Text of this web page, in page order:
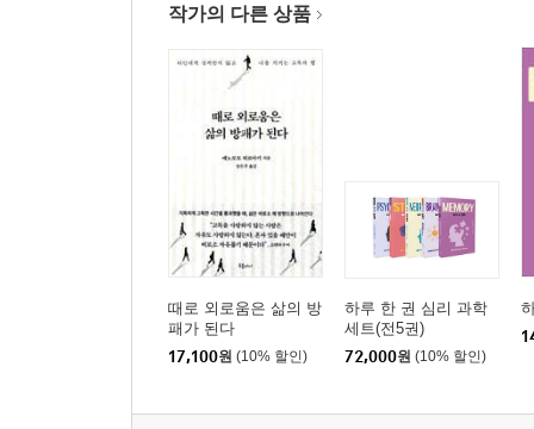
작가의 다른 상품
때로 외로움은 삶의 방
패가 된다
17,100원 (10% 할인)
하루 한 권 심리 과학
세트(전5권)
72,000원 (10% 할인)